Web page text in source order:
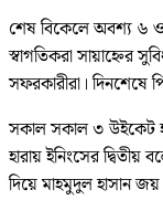
শেষ বিকেলে অবশ্য ৬
স্বাগতিকরা সায়াহ্নের
সফরকারীরা। দিনশেষে
সকাল সকাল ৩ উইকেট
হারায় ইনিংসের
দিয়ে মাহমুদুল হাসান